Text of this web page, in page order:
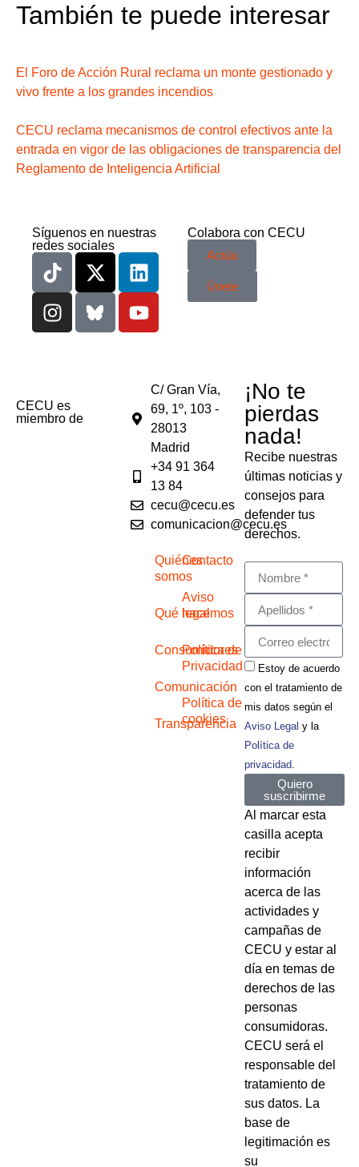
También te puede interesar
El Foro de Acción Rural reclama un monte gestionado y
vivo frente a los grandes incendios
CECU reclama mecanismos de control efectivos ante la
entrada en vigor de las obligaciones de transparencia del
Reglamento de Inteligencia Artificial
Síguenos en nuestras
redes sociales
Colabora con CECU
Actúa
Únete
CECU es
miembro de
C/ Gran Vía,
69, 1º, 103 -
28013
Madrid
+34 91 364
13 84
cecu@cecu.es
comunicacion@cecu.es
Quiénes
somos
Qué hacemos
Consumidores
Comunicación
Transparencia
Contacto
Aviso
legal
Política de
Privacidad
Política de
cookies
¡No te
pierdas
nada!
Recibe nuestras
últimas noticias y
consejos para
defender tus
derechos.
Estoy de acuerdo
con el tratamiento de
mis datos según el
Aviso Legal y la
Política de
privacidad
Quiero
suscribirme
Al marcar esta
casilla acepta
recibir
información
acerca de las
actividades y
campañas de
CECU y estar al
día en temas de
derechos de las
personas
consumidoras.
CECU será el
responsable del
tratamiento de
sus datos. La
base de
legitimación es
su